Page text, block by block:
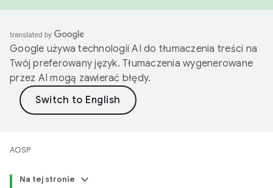
Google używa technologii AI do tłumaczenia treści na
Twój preferowany język. Tłumaczenia wygenerowane
przez AI mogą zawierać błędy.
AOSP
Na tej stronie